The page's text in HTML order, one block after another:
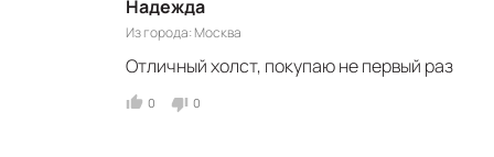
Надежда
Из города Москва
Отличный холст, покупаю не первый раз
0 0